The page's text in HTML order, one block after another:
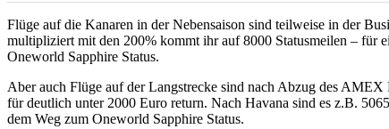
Flüge auf die Kanaren in der Nebensaison sind teilweise in der
multipliziert mit den 200% kommt ihr auf 8000 Statusmeilen – für
Oneworld Sapphire Status.
Aber auch Flüge auf der Langstrecke sind nach Abzug des
für deutlich unter 2000 Euro return. Nach Havana sind es z.B.
dem Weg zum Oneworld Sapphire Status.